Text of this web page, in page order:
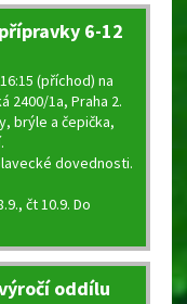
6-12
(příchod) na
2400/1a, Praha 2.
brýle a čepička,
dovednosti.
čt 10.9. Do
oddílu